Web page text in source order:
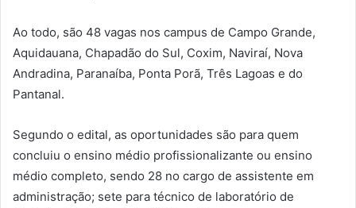
Ao todo, são 48 vagas nos campus de Campo Grande,
Aquidauana, Chapadão do Sul, Coxim, Naviraí, Nova
Andradina, Paranaíba, Ponta Porã, Três Lagoas e do
Pantanal.
Segundo o edital, as oportunidades são para quem
concluiu o ensino médio profissionalizante ou ensino
médio completo, sendo 28 no cargo de assistente em
administração; sete para técnico de laboratório de